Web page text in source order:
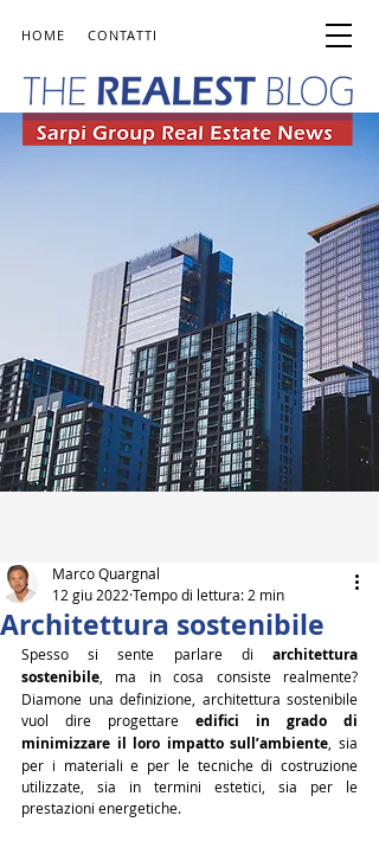
HOME CONTATTI
Architettura sostenibile
Marco Quargnal
12 giu 2022 Tempo di lettura: 2 min
Spesso si sente parlare di architettura
sostenibile , ma in cosa consiste realmente?
Diamone una definizione, architettura sostenibile
vuol dire progettare edifici in grado di
minimizzare il loro impatto sull’ambiente , sia
per i materiali e per le tecniche di costruzione
utilizzate, sia in termini estetici, sia per le
prestazioni energetiche.